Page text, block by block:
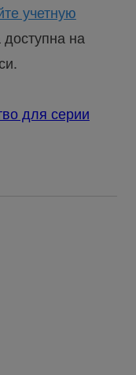
учетную
на
для серии